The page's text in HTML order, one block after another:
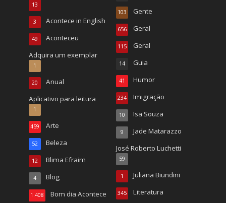
13
Acontece in English
3
Aconteceu
49
Adquira um exemplar
1
Anual
20
Aplicativo para leitura
1
Arte
459
Beleza
52
Blima Efraim
12
Blog
4
Bom dia Acontece
1.408
Gente
103
Geral
656
Geral
115
Guia
14
Humor
41
Imigração
234
Isa Souza
10
Jade Matarazzo
9
José Roberto Luchetti
59
Juliana Biundini
1
Literatura
345